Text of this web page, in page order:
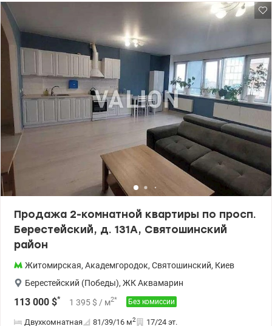
сан.узел в отличном состоянии. Капремонт 2000х - можно зайти
и жить. Счетчики на холодную, горячую воду и свет. Рядом
школы, садики, АТБ, недалеко рынок Днепро, Новуси Ашан,
Макдональдс, озеро - все блага спального района в одном
месте! Цена 65 000у.е, 0994232408, Алена, valion.ua/1150275
Продажа 2-комнатной квартиры по просп.
Берестейский, д. 131А, Святошинский
район
Житомирская, Академгородок, Святошинский, Киев
Берестейский (Победы), ЖК Аквамарин
113 000 $* 1 395 $ / м2* Без комиссии
Двухкомнатная 81/39/16 м2 17/24 эт.